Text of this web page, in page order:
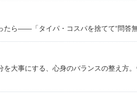
たら――「タイパ・コスパを捨てて“問答無
を大事にする、心身のバランスの整え方